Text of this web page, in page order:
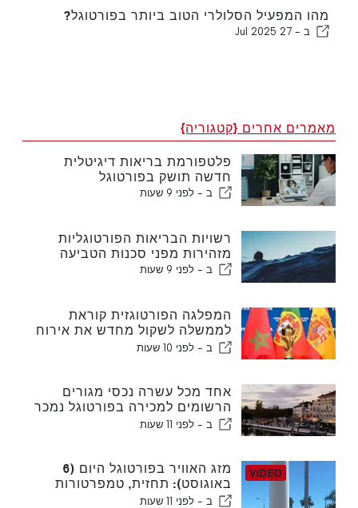
מהו המפעיל הסלולרי הטוב ביותר בפורטוגל?
ב - 27 Jul 2025
מאמרים אחרים {קטגוריה}
פלטפורמת בריאות דיגיטלית
חדשה תושק בפורטוגל
ב - לפני 9 שעות
רשויות הבריאות הפורטוגליות
מזהירות מפני סכנות הטביעה
ב - לפני 9 שעות
המפלגה הפורטוגזית קוראת
לממשלה לשקול מחדש את אירוח
ב - לפני 10 שעות
אחד מכל עשרה נכסי מגורים
הרשומים למכירה בפורטוגל נמכר
תוך פחות משבוע
ב - לפני 11 שעות
מזג האוויר בפורטוגל היום (6
באוגוסט): תחזית, טמפרטורות
ולמה לצפות
ב - לפני 11 שעות